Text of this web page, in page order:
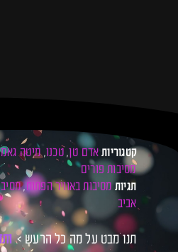
קטגוריות אדם טן, טכנו,מיטה
מסיבות פורים
תגיות מסיבות באוויר הפתוח,
אביב
תנו מבט על מה כל הרעש > ות